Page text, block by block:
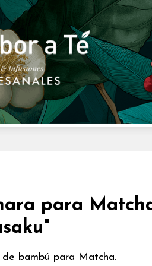
para
de bambú para Matcha.